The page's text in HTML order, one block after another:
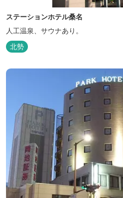
ステーションホテル桑名
人工温泉、サウナあり。
北勢